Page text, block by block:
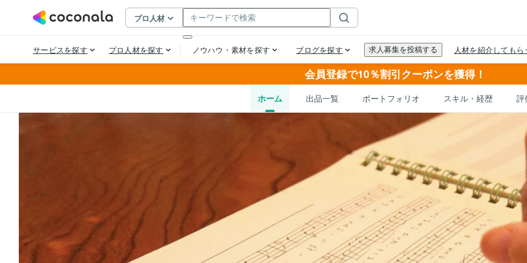
会員登録で10％割引クーポンを獲得！
ホーム 出品一覧 ポートフォリオ スキル・経歴 評